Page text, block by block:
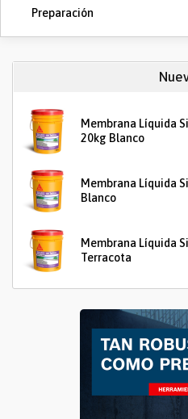
Preparación
Membrana Líquida
20kg Blanco
Membrana Líquida
Blanco
Membrana Líquida
Terracota